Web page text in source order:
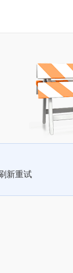
新重试